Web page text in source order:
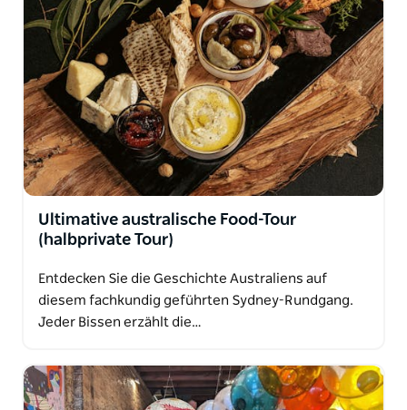
Ultimative australische Food-Tour
(halbprivate Tour)
Entdecken Sie die Geschichte Australiens auf
diesem fachkundig geführten Sydney-Rundgang.
Jeder Bissen erzählt die…